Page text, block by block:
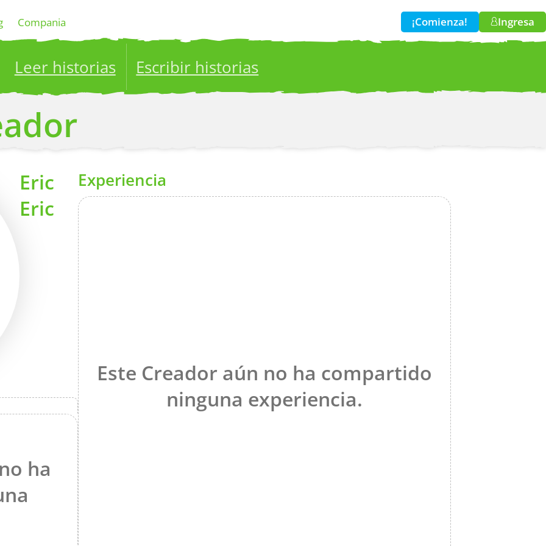
Compania ¡Comienza! Ingresa
Leer historias Escribir historias
your stories to a global audience.
Eric
Eric
ha
Experiencia
Este Creador aún no ha compartido
ninguna experiencia.